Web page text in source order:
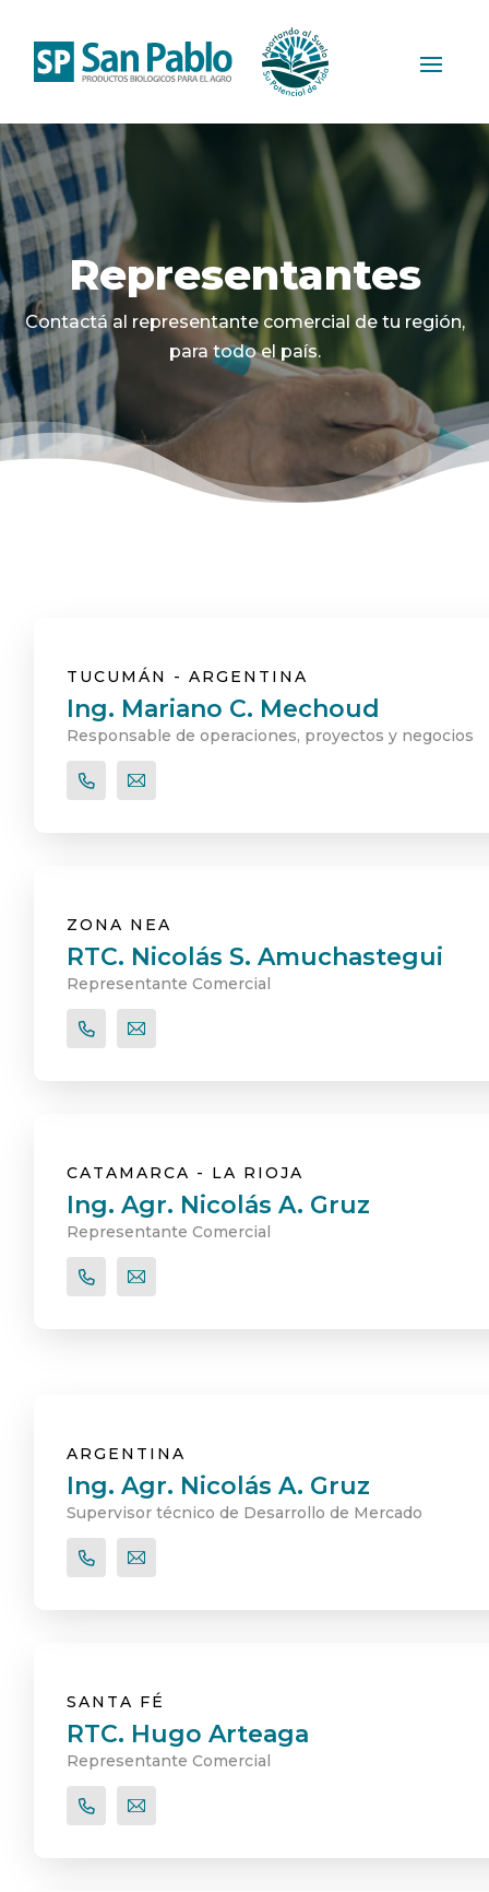
Representantes
Contactá al representante comercial de tu región,
para todo el país.
TUCUMÁN - ARGENTINA
Ing. Mariano C. Mechoud
Responsable de operaciones, proyectos y negocios
ZONA NEA
RTC. Nicolás S. Amuchastegui
Representante Comercial
CATAMARCA - LA RIOJA
Ing. Agr. Nicolás A. Gruz
Representante Comercial
ARGENTINA
Ing. Agr. Nicolás A. Gruz
Supervisor técnico de Desarrollo de Mercado
SANTA FÉ
RTC. Hugo Arteaga
Representante Comercial